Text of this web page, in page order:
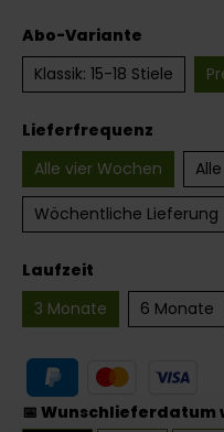
Abo-Variante
Klassik: 15-18 Stiele
Lieferfrequenz
Alle vier Wochen
Wöchentliche Lieferung
Laufzeit
3 Monate
6 Monate
📅 Wunschlieferdatum